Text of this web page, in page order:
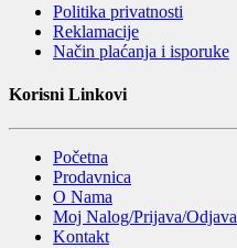
Politika privatnosti
Reklamacije
Način plaćanja i isporuke
Korisni Linkovi
Početna
Prodavnica
O Nama
Moj Nalog/Prijava/Odjava
Kontakt